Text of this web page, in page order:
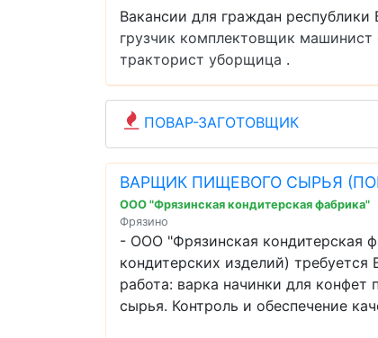
Вакансии для граждан
грузчик комплектовщик машинист
тракторист уборщица .
ПОВАР-ЗАГОТОВЩИК
ВАРЩИК ПИЩЕВОГО СЫРЬЯ
ООО "Фрязинская кондитерская фабрика"
Фрязино
- ООО "Фрязинская кондитерская
кондитерских изделий)
работа: варка начинки для конфет
сырья. Контроль и обеспечение